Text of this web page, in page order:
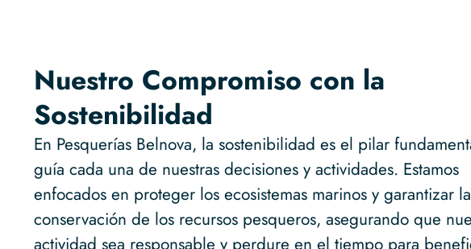
Nuestro Compromiso con la
Sostenibilidad
En Pesquerías Belnova, la sostenibilidad es el pilar
guía cada una de nuestras decisiones y actividades. Estamos
enfocados en proteger los ecosistemas marinos y garantizar la
conservación de los recursos pesqueros, asegurando que
actividad sea responsable y perdure en el tiempo para